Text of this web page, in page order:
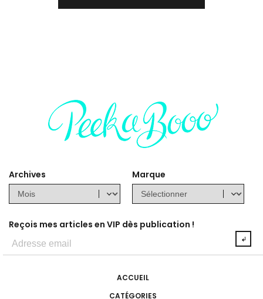
Archives Marque
Reçois mes articles en VIP dès publication !
ACCUEIL
CATÉGORIES